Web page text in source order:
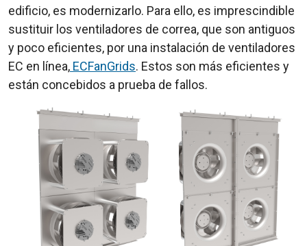
edificio, es modernizarlo. Para ello, es imprescindible
sustituir los ventiladores de correa, que son antiguos
y poco eficientes, por una instalación de ventiladores
EC en línea, ECFanGrids. Estos son más eficientes y
están concebidos a prueba de fallos.